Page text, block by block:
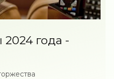
года -